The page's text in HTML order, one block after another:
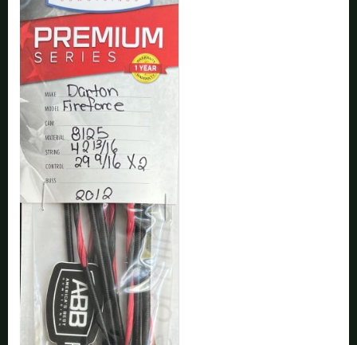
Tschechien |Kč
weitere Länder, siehe unten
Alle verfügbaren Versandregionen:
Sollte Ihr Land nicht verfübar sein, keine Sorge - wählen Sie einfach
"Deutschland" aus. Und erfragen die Versandkosten bei der
Bestellung.